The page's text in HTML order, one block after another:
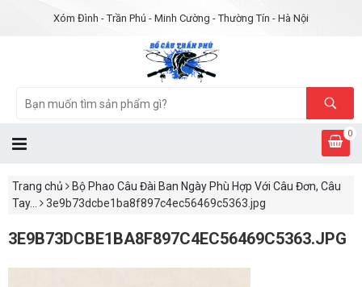
Xóm Đình - Trần Phú - Minh Cường - Thường Tín - Hà Nội
0
Trang chủ
Bộ Phao Câu Đài Ban Ngày Phù Hợp Với Câu Đơn, Câu
Tay...
3e9b73dcbe1ba8f897c4ec56469c5363.jpg
3E9B73DCBE1BA8F897C4EC56469C5363.JPG